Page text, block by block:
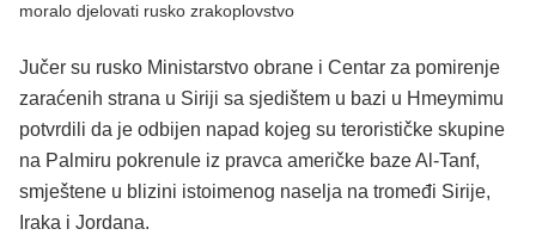
moralo djelovati rusko zrakoplovstvo
Jučer su rusko Ministarstvo obrane i Centar za pomirenje
zaraćenih strana u Siriji sa sjedištem u bazi u Hmeymimu
potvrdili da je odbijen napad kojeg su terorističke skupine
na Palmiru pokrenule iz pravca američke baze Al-Tanf,
smještene u blizini istoimenog naselja na tromeđi Sirije,
Iraka i Jordana.